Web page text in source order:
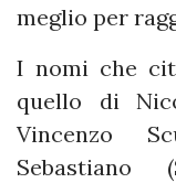
meglio per
I nomi che
quello di
Vincenzo
Sebastiano